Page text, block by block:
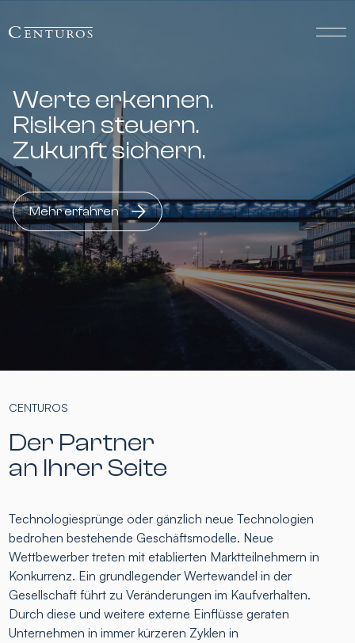
Werte erkennen.
Risiken steuern.
Zukunft sichern.
Mehr erfahren
CENTUROS
Der Partner
an Ihrer Seite
Technologiesprünge oder gänzlich neue Technologien
bedrohen bestehende Geschäftsmodelle. Neue
Wettbewerber treten mit etablierten Marktteilnehmern in
Konkurrenz. Ein grundlegender Wertewandel in der
Gesellschaft führt zu Veränderungen im Kaufverhalten.
Durch diese und weitere externe Einflüsse geraten
Unternehmen in immer kürzeren Zyklen in